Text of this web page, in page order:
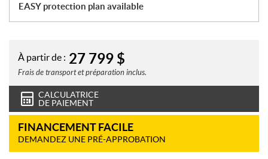
EASY protection plan available
À partir de : 27 799 $
Frais de transport et préparation inclus.
CALCULATRICE
DE PAIEMENT
FINANCEMENT FACILE
DEMANDEZ UNE PRÉ-APPROBATION